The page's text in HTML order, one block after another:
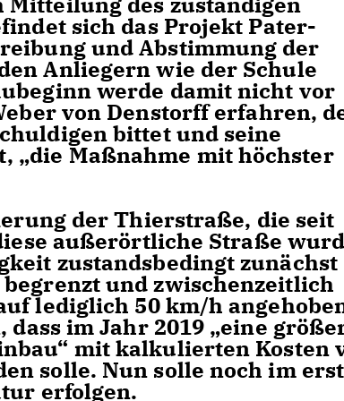
sich das Projekt Pater-
und Abstimmung der
Anliegern wie der Schule
werde damit nicht vor
von Denstorff erfahren,
bittet und seine
„die Maßnahme mit höchster
der Thierstraße, die seit
außerörtliche Straße
zustandsbedingt zunächst
und zwischenzeitlich
lediglich 50 km/h
im Jahr 2019 „eine
mit kalkulierten Kosten
solle. Nun solle noch im
erfolgen.